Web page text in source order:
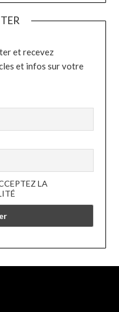
et recevez
et infos sur votre
LA